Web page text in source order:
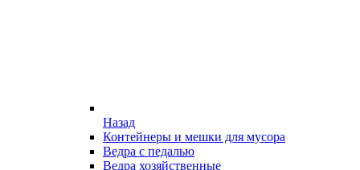
Назад
Контейнеры и мешки для мусора
Ведра с педалью
Ведра хозяйственные